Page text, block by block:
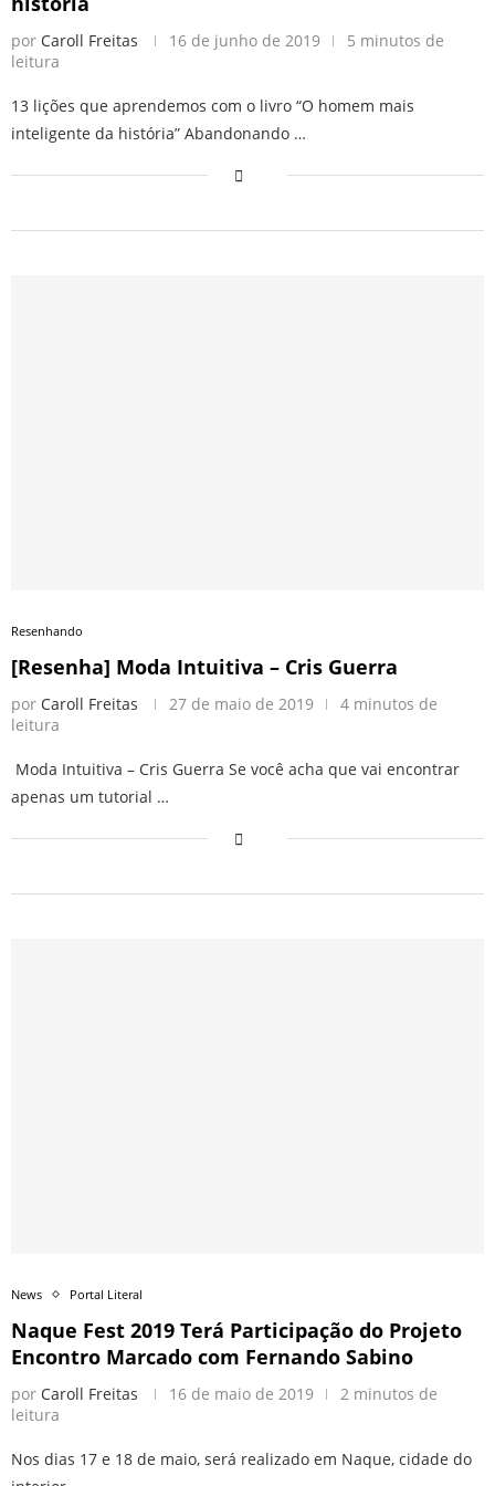
por Caroll Freitas 16 de junho de 2019
5 minutos de
leitura
13 lições que aprendemos com o livro “O homem mais
inteligente da história” Abandonando …
Resenhando
[Resenha] Moda Intuitiva – Cris Guerra
por Caroll Freitas 27 de maio de 2019
4 minutos de
leitura
Moda Intuitiva – Cris Guerra Se você acha que vai encontrar
apenas um tutorial …
News Portal Literal
Naque Fest 2019 Terá Participação do Projeto
Encontro Marcado com Fernando Sabino
por Caroll Freitas 16 de maio de 2019
2 minutos de
leitura
Nos dias 17 e 18 de maio, será realizado em Naque, cidade do